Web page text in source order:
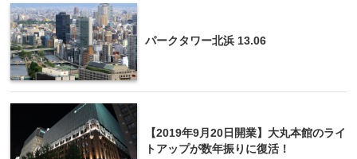
パークタワー北浜 13.06
【2019年9月20日開業】大丸本館のライ
トアップが数年振りに復活！